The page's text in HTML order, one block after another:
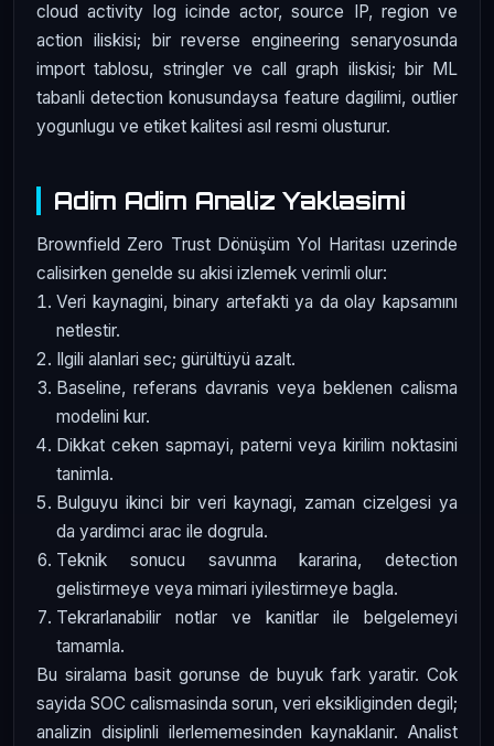
cloud activity log icinde actor, source IP, region ve
action iliskisi; bir reverse engineering senaryosunda
import tablosu, stringler ve call graph iliskisi; bir ML
tabanli detection konusundaysa feature dagilimi, outlier
yogunlugu ve etiket kalitesi asıl resmi olusturur.
Adim Adim Analiz Yaklasimi
Brownfield Zero Trust Dönüşüm Yol Haritası uzerinde
calisirken genelde su akisi izlemek verimli olur:
Veri kaynagini, binary artefakti ya da olay kapsamını
netlestir.
Ilgili alanlari sec; gürültüyü azalt.
Baseline, referans davranis veya beklenen calisma
modelini kur.
Dikkat ceken sapmayi, paterni veya kirilim noktasini
tanimla.
Bulguyu ikinci bir veri kaynagi, zaman cizelgesi ya
da yardimci arac ile dogrula.
Teknik sonucu savunma kararina, detection
gelistirmeye veya mimari iyilestirmeye bagla.
Tekrarlanabilir notlar ve kanitlar ile belgelemeyi
tamamla.
Bu siralama basit gorunse de buyuk fark yaratir. Cok
sayida SOC calismasinda sorun, veri eksikliginden degil;
analizin disiplinli ilerlememesinden kaynaklanir. Analist